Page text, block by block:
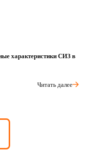
характеристики СИЗ в
Читать далее